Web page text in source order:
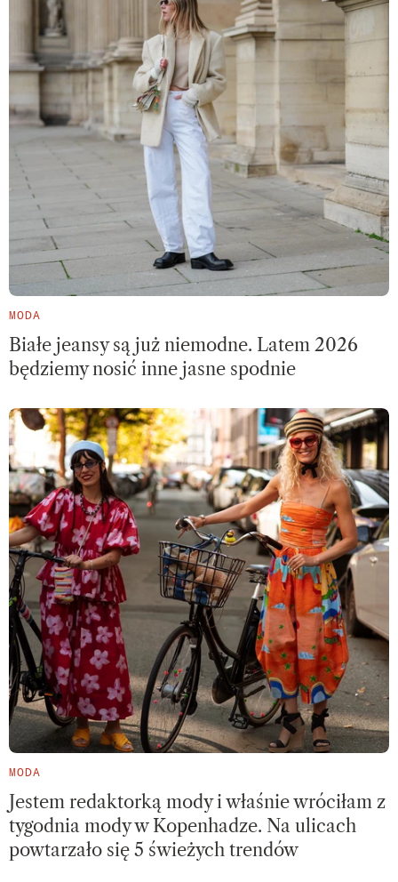
MODA
Białe jeansy są już niemodne. Latem 2026
będziemy nosić inne jasne spodnie
MODA
Jestem redaktorką mody i właśnie wróciłam z
tygodnia mody w Kopenhadze. Na ulicach
powtarzało się 5 świeżych trendów